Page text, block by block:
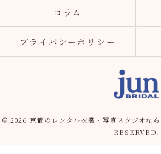
コラム
プライバシーポリシー
© 2026 京都のレンタル衣裳・写真スタジオな
RESERVED.